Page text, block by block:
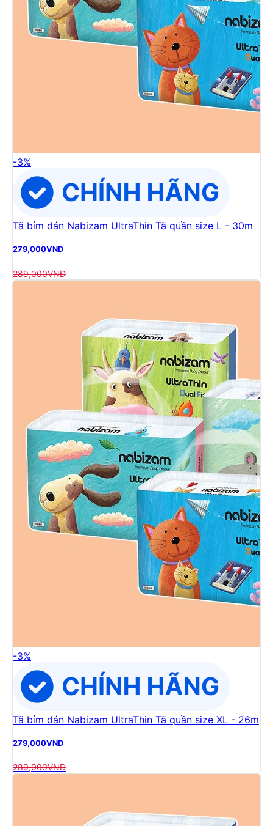
-3%
Tã bỉm dán Nabizam UltraThin Tã quần size L - 30m
279,000VNĐ
289,000VNĐ
-3%
Tã bỉm dán Nabizam UltraThin Tã quần size XL - 26m
279,000VNĐ
289,000VNĐ